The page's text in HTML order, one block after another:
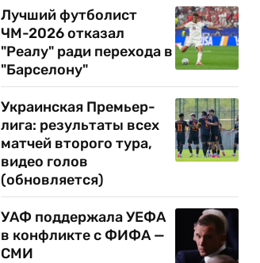
Лучший футболист
ЧМ-2026 отказал
"Реалу" ради перехода в
"Барселону"
Украинская Премьер-
лига: результаты всех
матчей второго тура,
видео голов
(обновляется)
УАФ поддержала УЕФА
в конфликте с ФИФА —
СМИ